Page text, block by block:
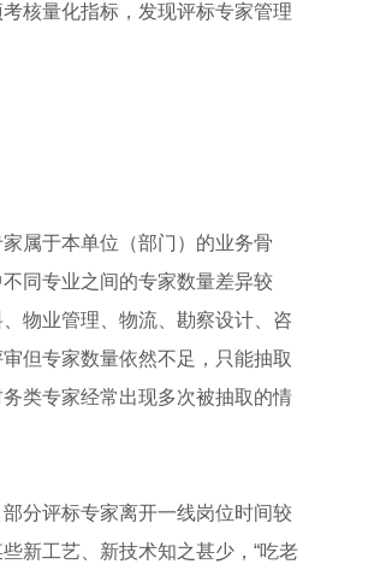
核量化指标，发现评标专家管理
属于本单位（部门）的业务骨
同专业之间的专家数量差异较
物业管理、物流、勘察设计、咨
但专家数量依然不足，只能抽取
类专家经常出现多次被抽取的情
分评标专家离开一线岗位时间较
新工艺、新技术知之甚少，“吃老